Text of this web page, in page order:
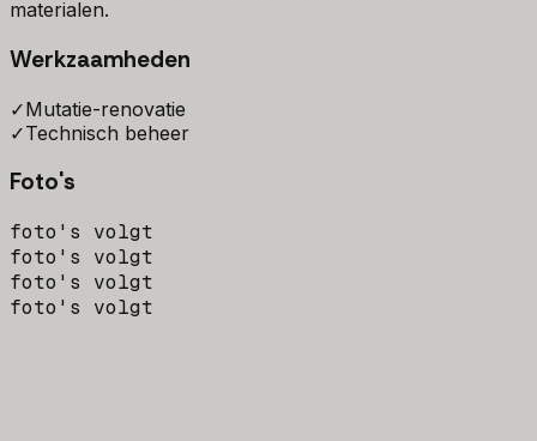
materialen.
Werkzaamheden
✓Mutatie-renovatie
✓Technisch beheer
Foto's
foto's volgt
foto's volgt
foto's volgt
foto's volgt